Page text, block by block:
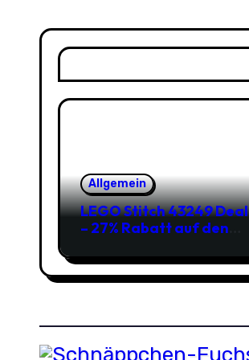
Allgemein
LEGO Stitch 43249 Deal
– 27% Rabatt auf den